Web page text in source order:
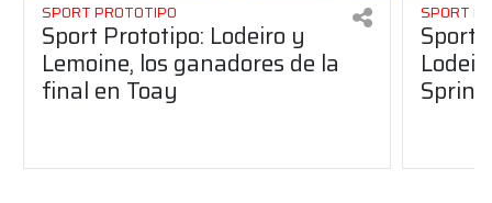
SPORT PROTOTIPO
Sport Prototipo: Lodeiro y
Lemoine, los ganadores de la
final en Toay
SPORT
Sport
Sprint